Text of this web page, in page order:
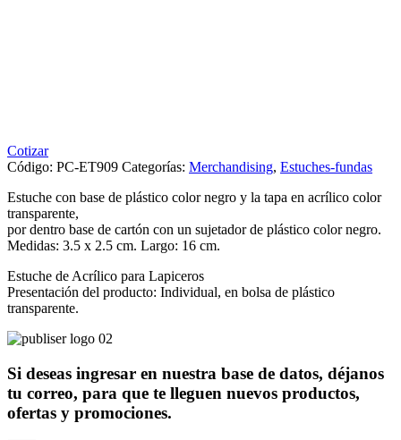
Cotizar
Código: PC-ET909 Categorías: Merchandising, Estuches-fundas
Estuche con base de plástico color negro y la tapa en acrílico color
transparente,
por dentro base de cartón con un sujetador de plástico color negro.
Medidas: 3.5 x 2.5 cm. Largo: 16 cm.
Estuche de Acrílico para Lapiceros
Presentación del producto: Individual, en bolsa de plástico
transparente.
Si deseas ingresar en nuestra base de datos, déjanos
tu correo, para que te lleguen nuevos productos,
ofertas y promociones.